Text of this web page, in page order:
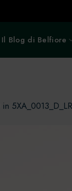
Il Blog di Belfiore
in